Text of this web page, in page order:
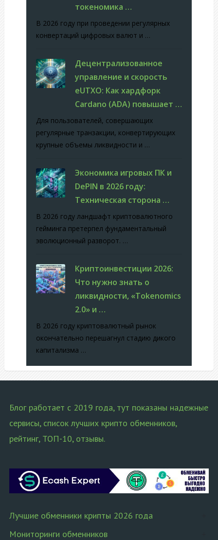
токеномика …
В 2026 году при проведении регулярных
конвертаций цифровых валют и …
Децентрализованное
управление и скорость
eUTXO: Как хардфорк
Cardano (ADA) повышает …
Для пользователей, совершающих
регулярные транзакции, конвертирующих
крупные объемы ликвидности и …
Экономика игровых ПК и
DePIN в 2026 году:
Техническая сторона …
В 2026 году ландшафт криптовалютного
гейминга претерпел фундаментальный
эволюционный разворот. …
Криптоинвестиции 2026:
Что нужно знать о
ликвидности, «Tokenomics
2.0» и …
В 2026 году криптовалютный рынок
окончательно перешагнул стадию дикого
капитализма …
Блог работает с 2019 года, тут показаны надежные
сервисы, список лучших крипто обменников,
рейтинг, ТОП-10, отзывы.
Лучшие обменники крипты 2026 года
Мониторинги обменников